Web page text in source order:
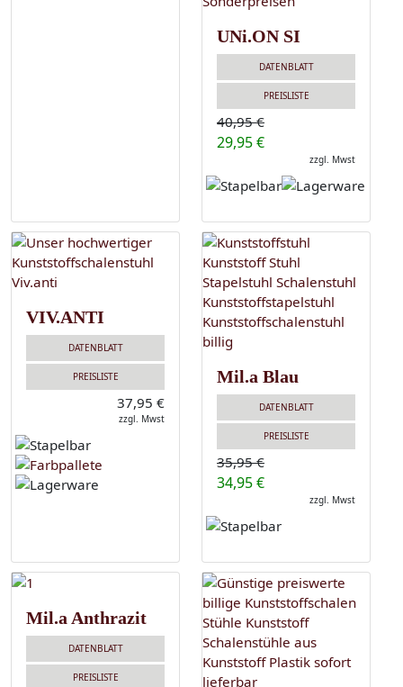
UNi.ON SI
DATENBLATT
PREISLISTE
40,95 €
29,95 €
zzgl. Mwst
VIV.ANTI
DATENBLATT
PREISLISTE
37,95 €
zzgl. Mwst
Mil.a Blau
DATENBLATT
PREISLISTE
35,95 €
34,95 €
zzgl. Mwst
Mil.a Anthrazit
DATENBLATT
PREISLISTE